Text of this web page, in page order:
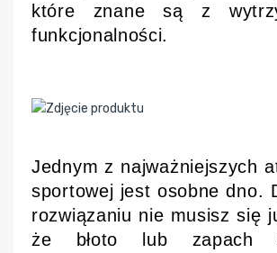
które znane są z
funkcjonalności.
Jednym z najważniejszych
sportowej jest osobne dno.
rozwiązaniu nie musisz się
że błoto lub zapach